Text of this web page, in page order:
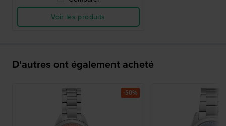
Voir les produits
D'autres ont également acheté
-50%